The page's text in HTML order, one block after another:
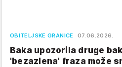
OBITELJSKE GRANICE 07.06.2026.
Baka upozorila druge
'bezazlena' fraza može